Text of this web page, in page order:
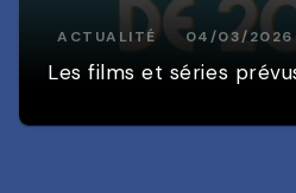
ACTUALITÉ 04/03/2026
Les films et séries